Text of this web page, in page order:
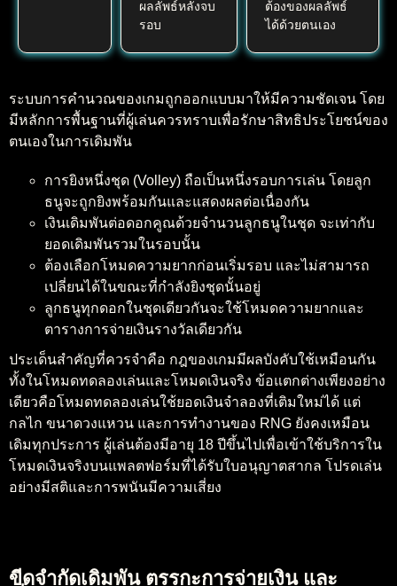
ผลลัพธ์หลังจบ
รอบ
ต้องของผลลัพธ์
ได้ด้วยตนเอง
ระบบการคำนวณของเกมถูกออกแบบมาให้มีความชัดเจน โดย
มีหลักการพื้นฐานที่ผู้เล่นควรทราบเพื่อรักษาสิทธิประโยชน์ของ
ตนเองในการเดิมพัน
การยิงหนึ่งชุด (Volley) ถือเป็นหนึ่งรอบการเล่น โดยลูก
ธนูจะถูกยิงพร้อมกันและแสดงผลต่อเนื่องกัน
เงินเดิมพันต่อดอกคูณด้วยจำนวนลูกธนูในชุด จะเท่ากับ
ยอดเดิมพันรวมในรอบนั้น
ต้องเลือกโหมดความยากก่อนเริ่มรอบ และไม่สามารถ
เปลี่ยนได้ในขณะที่กำลังยิงชุดนั้นอยู่
ลูกธนูทุกดอกในชุดเดียวกันจะใช้โหมดความยากและ
ตารางการจ่ายเงินรางวัลเดียวกัน
ประเด็นสำคัญที่ควรจำคือ กฎของเกมมีผลบังคับใช้เหมือนกัน
ทั้งในโหมดทดลองเล่นและโหมดเงินจริง ข้อแตกต่างเพียงอย่าง
เดียวคือโหมดทดลองเล่นใช้ยอดเงินจำลองที่เติมใหม่ได้ แต่
กลไก ขนาดวงแหวน และการทำงานของ RNG ยังคงเหมือน
เดิมทุกประการ ผู้เล่นต้องมีอายุ 18 ปีขึ้นไปเพื่อเข้าใช้บริการใน
โหมดเงินจริงบนแพลตฟอร์มที่ได้รับใบอนุญาตสากล โปรดเล่น
อย่างมีสติและการพนันมีความเสี่ยง
ขีดจำกัดเดิมพัน ตรรกะการจ่ายเงิน และ